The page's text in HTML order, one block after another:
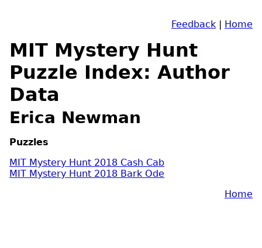
Feedback | Home
MIT Mystery Hunt
Puzzle Index: Author
Data
Erica Newman
Puzzles
MIT Mystery Hunt 2018 Cash Cab
MIT Mystery Hunt 2018 Bark Ode
Home